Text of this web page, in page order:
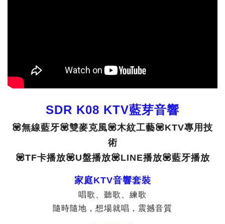
SDR K08 KTV藍芽音響
💟無線藍牙💟雙麥克風💟木紋工藝💟KTV專用技
術
💟TF卡播放💟U盤播放💟LINE播放💟藍牙播放
家庭KTV音響套裝
唱歌、聽歌、練歌
隨時隨地，想場就唱，震撼音質